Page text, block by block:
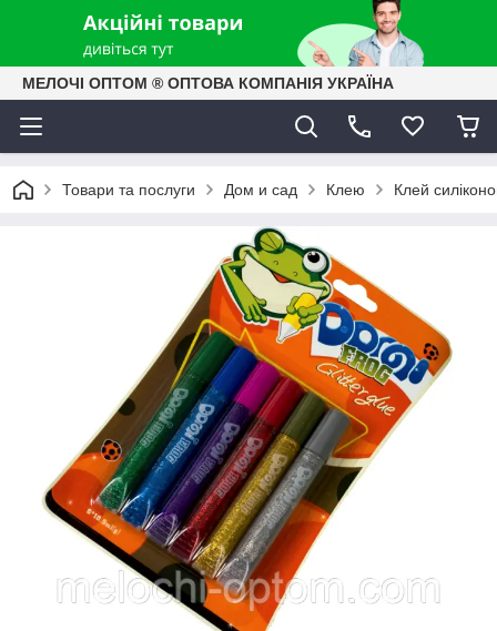
МЕЛОЧІ ОПТОМ ® ОПТОВА КОМПАНІЯ УКРАЇНА
Товари та послуги Дом и сад Клею Клей